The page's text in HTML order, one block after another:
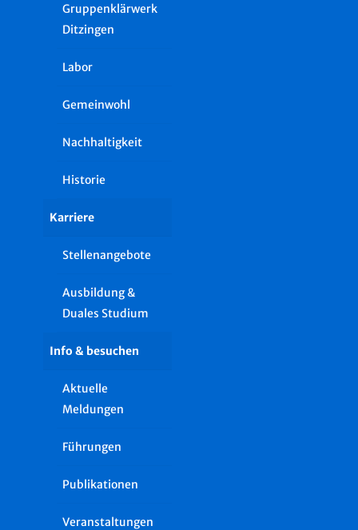
Gruppenklärwerk
Ditzingen
Labor
Gemeinwohl
Nachhaltigkeit
Historie
Karriere
Stellenangebote
Ausbildung &
Duales Studium
Info & besuchen
Aktuelle
Meldungen
Führungen
Publikationen
Veranstaltungen